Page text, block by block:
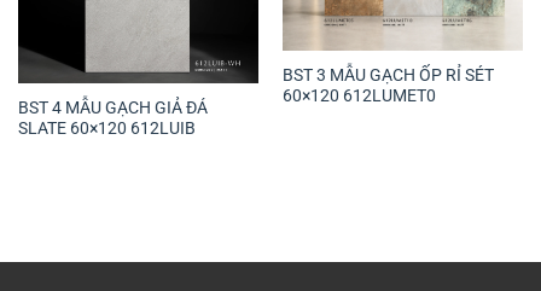
BST 4 MẪU GẠCH GIẢ ĐÁ
SLATE 60×120 612LUIB
BST 3 MẪU GẠCH ỐP RỈ SÉT
60×120 612LUMET0